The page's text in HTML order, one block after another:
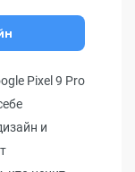
Pixel 9 Pro
и